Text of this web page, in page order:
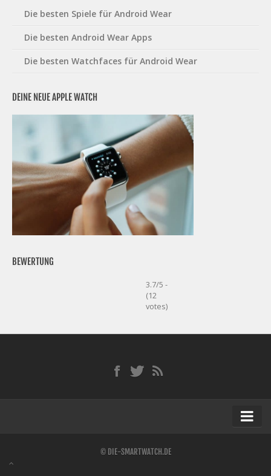
Die besten Spiele für Android Wear
Die besten Android Wear Apps
Die besten Watchfaces für Android Wear
DEINE NEUE APPLE WATCH
BEWERTUNG
3.7/5 -
(12
votes)
© DIE-SMARTWATCH.DE